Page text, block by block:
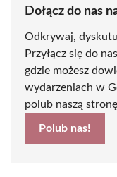
Dołącz do nas
Odkrywaj,
Przyłącz się do
gdzie możesz
wydarzeniach w
polub naszą
Polub nas!